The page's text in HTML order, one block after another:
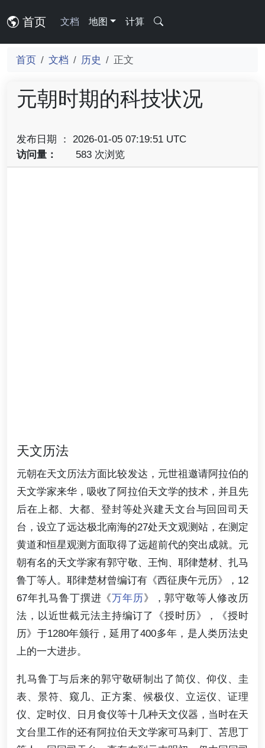
首页 文档 地图 计算
首页 文档 历史 正文
元朝时期的科技状况
发布日期 ： 2026-01-05 07:19:51 UTC
访问量：
583 次浏览
天文历法
元朝在天文历法方面比较发达，元世祖邀请阿拉伯的
天文学家来华，吸收了阿拉伯天文学的技术，并且先
后在上都、大都、登封等处兴建天文台与回回司天
台，设立了远达极北南海的27处天文观测站，在测定
黄道和恒星观测方面取得了远超前代的突出成就。元
朝有名的天文学家有郭守敬、王恂、耶律楚材、扎马
鲁丁等人。耶律楚材曾编订有《西征庚午元历》，12
67年扎马鲁丁撰进《万年历》，郭守敬等人修改历
法，以近世截元法主持编订了《授时历》，《授时
历》于1280年颁行，延用了400多年，是人类历法史
上的一大进步。
扎马鲁丁与后来的郭守敬研制出了简仪、仰仪、圭
表、景符、窥几、正方案、候极仪、立运仪、证理
仪、定时仪、日月食仪等十几种天文仪器，当时在天
文台里工作的还有阿拉伯天文学家可马剌丁、苫思丁